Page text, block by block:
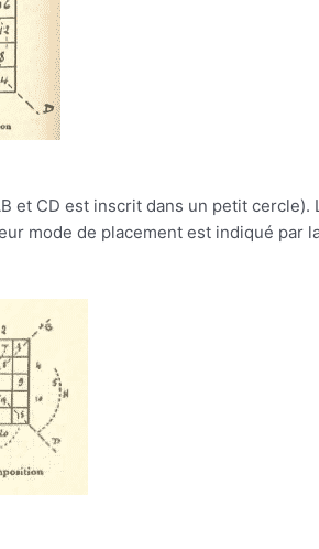
et CD est inscrit dans un petit cercle).
mode de placement est indiqué par